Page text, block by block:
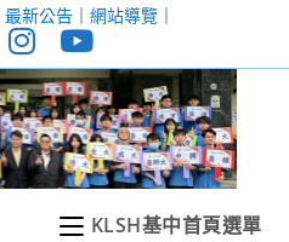
最新公告｜ 網站導覽｜
KLSH基中首頁選單